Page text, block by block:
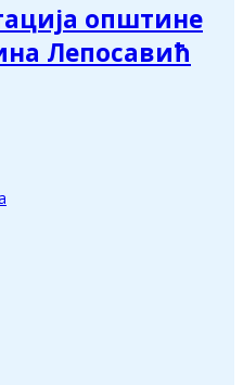
општине
Лепосавић